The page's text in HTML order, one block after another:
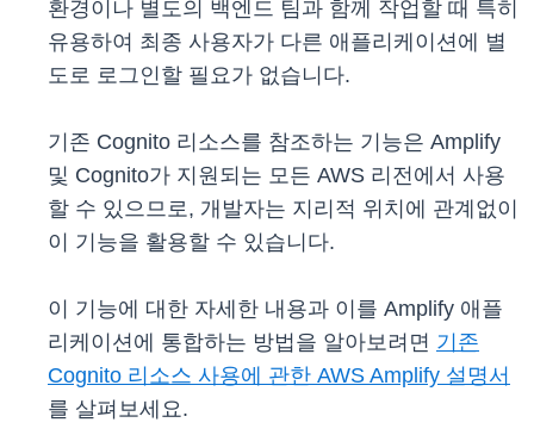
환경이나 별도의 백엔드 팀과 함께 작업할 때 특히
유용하여 최종 사용자가 다른 애플리케이션에 별
도로 로그인할 필요가 없습니다.
기존 Cognito 리소스를 참조하는 기능은 Amplify
및 Cognito가 지원되는 모든 AWS 리전에서 사용
할 수 있으므로, 개발자는 지리적 위치에 관계없이
이 기능을 활용할 수 있습니다.
이 기능에 대한 자세한 내용과 이를 Amplify 애플
리케이션에 통합하는 방법을 알아보려면 기존
Cognito 리소스 사용에 관한 AWS Amplify 설명서
를 살펴보세요.